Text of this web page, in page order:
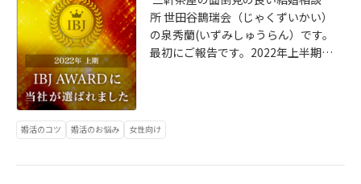
ていそうな方。それなのに、”夫””父
親”像を期待されるのがつらかったの
かなと想像しています。 ネット記事
で肩身が狭いことを思い知らされま
す。
ろありますが、私が扱う”性格診
断”では、５つに分類していま
す。 １リーダーシップが苦手、つい
てくタイプ２自己主張がはっきりで
立つことが好き、華があるタイプ 相
らうまくいく３、４、５同士 ♢「正
所 世田谷鵲瑞会（じゃくずいかい）
の泉秀蘭(いずみしゅうらん）です。
最初にご報告です。2022年上半期、I
入会・成婚サポートや貢献度などの
実績に対して送られるものです。 気
婚活のコツ 婚活のお悩み 女性向け